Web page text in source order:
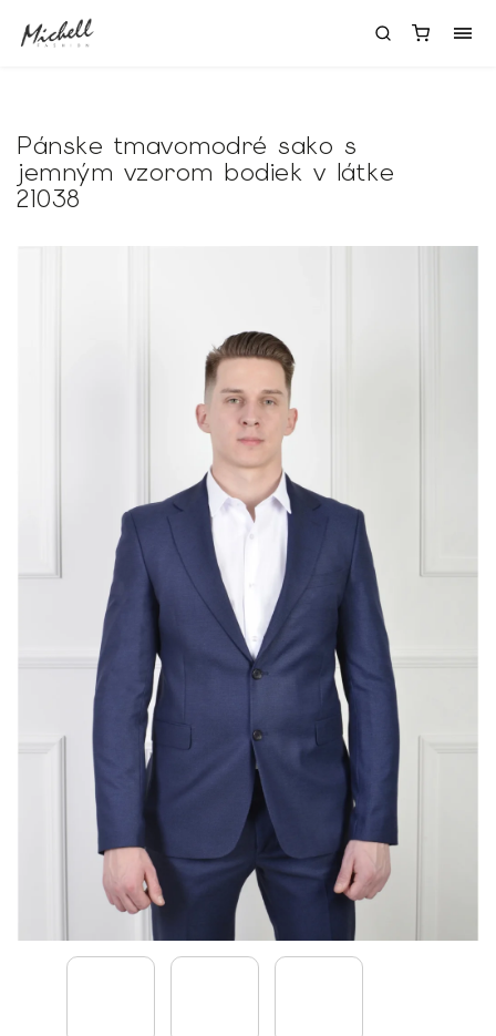
Pánske tmavomodré sako s
jemným vzorom bodiek v látke
21038